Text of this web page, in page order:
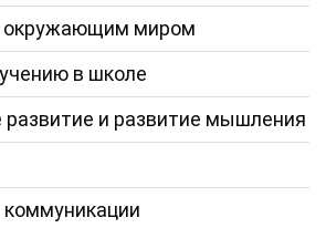
окружающим миром
в школе
развитие и развитие мышления
коммуникации